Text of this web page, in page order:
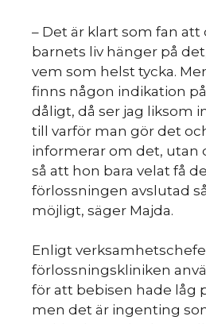
– Det är klart som fan att
barnets liv hänger på
vem som helst tycka.
finns någon indikation
dåligt, då ser jag liksom
till varför man gör det
informerar om det, utan
så att hon bara velat få
förlossningen avslutad
möjligt, säger Majda.
Enligt
förlossningskliniken
för att bebisen hade låg
men det är ingenting